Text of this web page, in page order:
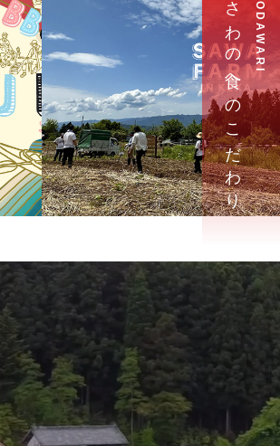
K O D A W A R I
さ わ の 食 へ の こ だ わ り